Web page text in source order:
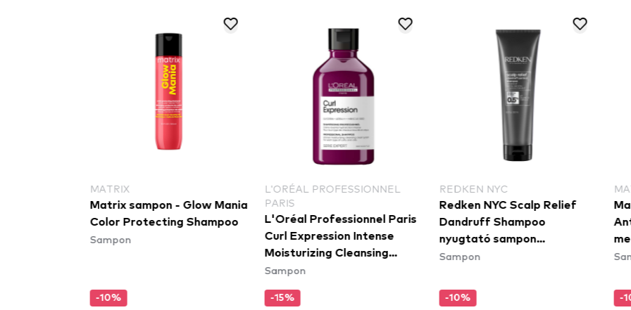
MATRIX
Matrix sampon - Glow Mania
Color Protecting Shampoo
Sampon
-10%
L'ORÉAL PROFESSIONNEL
PARIS
L'Oréal Professionnel Paris
Curl Expression Intense
Moisturizing Cleansing
Cream Shampoo tisztító
göndör hajra
Sampon
-15%
REDKEN NYC
Redken NYC Scalp Relief
Dandruff Shampoo
nyugtató sampon
korpásodás ellen
Sampon
-10% -